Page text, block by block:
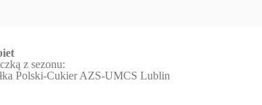
z sezonu:
Polski-Cukier AZS-UMCS Lublin